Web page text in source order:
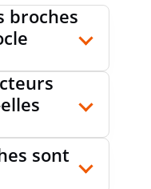
broches
sont